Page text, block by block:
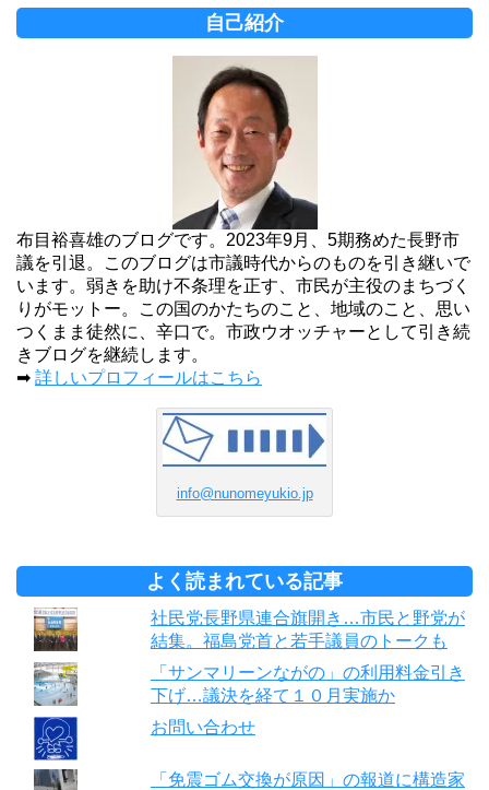
自己紹介
布目裕喜雄のブログです。2023年9月、5期務めた長野市
議を引退。このブログは市議時代からのものを引き継いで
います。弱きを助け不条理を正す、市民が主役のまちづく
りがモットー。この国のかたちのこと、地域のこと、思い
つくまま徒然に、辛口で。市政ウオッチャーとして引き続
きブログを継続します。
➡ 詳しいプロフィールはこちら
info@nunomeyukio.jp
よく読まれている記事
社民党長野県連合旗開き…市民と野党が
結集。福島党首と若手議員のトークも
「サンマリーンながの」の利用料金引き
下げ…議決を経て１０月実施か
お問い合わせ
「免震ゴム交換が原因」の報道に構造家